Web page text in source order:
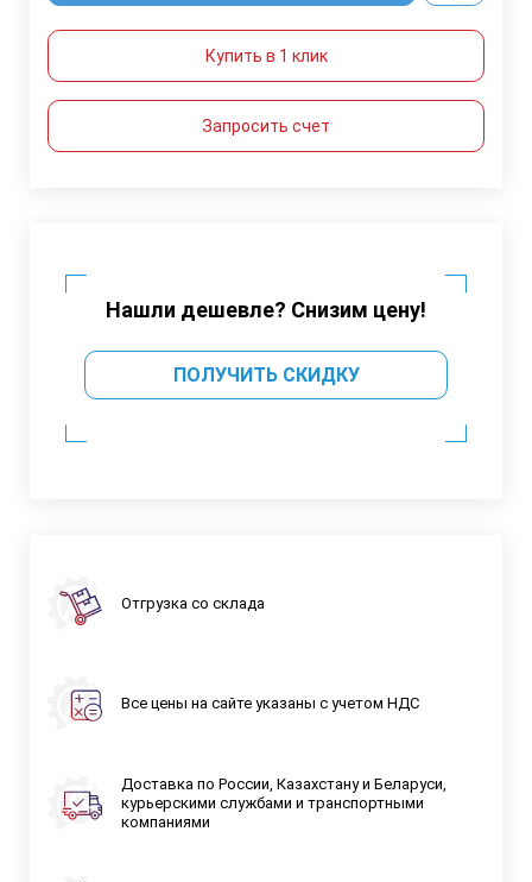
Купить в 1 клик
Запросить счет
Нашли дешевле? Снизим цену!
ПОЛУЧИТЬ СКИДКУ
Отгрузка со склада
Все цены на сайте указаны с учетом НДС
Доставка по России, Казахстану и Беларуси,
курьерскими службами и транспортными
компаниями